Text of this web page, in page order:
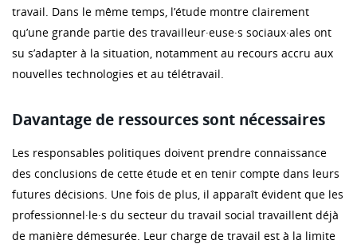
travail. Dans le même temps, l’étude montre clairement
qu’une grande partie des travailleur·euse·s sociaux·ales ont
su s’adapter à la situation, notamment au recours accru aux
nouvelles technologies et au télétravail.
Davantage de ressources sont nécessaires
Les responsables politiques doivent prendre connaissance
des conclusions de cette étude et en tenir compte dans leurs
futures décisions. Une fois de plus, il apparaît évident que les
professionnel·le·s du secteur du travail social travaillent déjà
de manière démesurée. Leur charge de travail est à la limite